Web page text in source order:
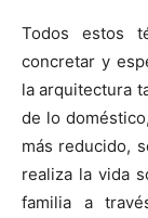
Todos estos
concretar y
la arquitectura
de lo
más reducido,
realiza la vida
familia a